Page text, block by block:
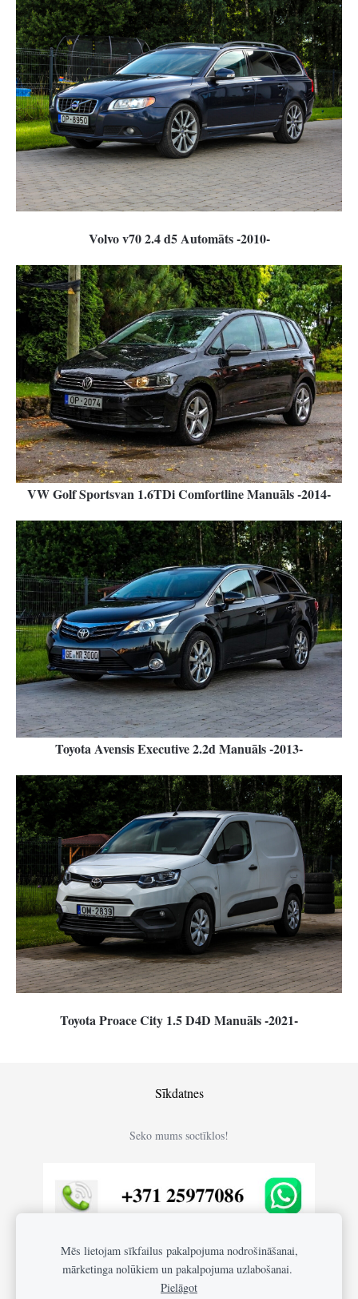
Volvo v70 2.4 d5 Automāts -2010-
VW Golf Sportsvan 1.6TDi Comfortline Manuāls -2014-
Toyota Avensis Executive 2.2d Manuāls -2013-
Toyota Proace City 1.5 D4D Manuāls -2021-
Sīkdatnes
Seko mums soctīklos!
Mēs lietojam sīkfailus pakalpojuma nodrošināšanai,
mārketinga nolūkiem un pakalpojuma uzlabošanai.
Pielāgot